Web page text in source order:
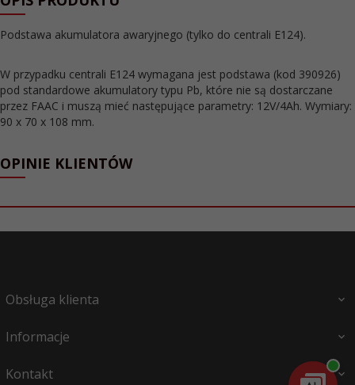
Podstawa akumulatora awaryjnego (tylko do centrali E124).
W przypadku centrali E124 wymagana jest podstawa (kod 390926)
pod standardowe akumulatory typu Pb, które nie są dostarczane
przez FAAC i muszą mieć następujące parametry: 12V/4Ah. Wymiary:
90 x 70 x 108 mm.
OPINIE KLIENTÓW
Obsługa klienta
Informacje
Kontakt